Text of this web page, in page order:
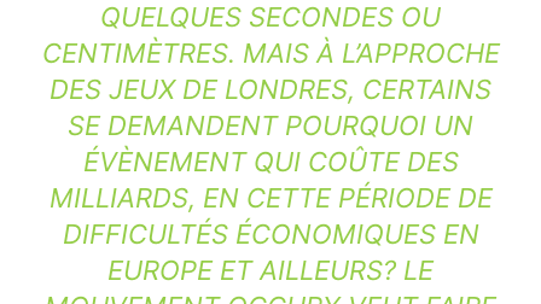
QUELQUES SECONDES OU
CENTIMÈTRES. MAIS À L’APPROCHE
DES JEUX DE LONDRES, CERTAINS
SE DEMANDENT POURQUOI UN
ÉVÈNEMENT QUI COÛTE DES
MILLIARDS, EN CETTE PÉRIODE DE
DIFFICULTÉS ÉCONOMIQUES EN
EUROPE ET AILLEURS? LE